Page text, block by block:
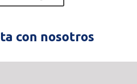
con nosotros